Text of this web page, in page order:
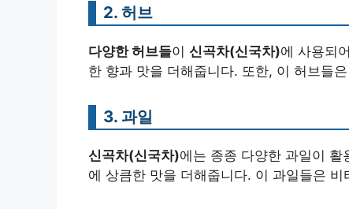
2. 허브
다양한 허브들이 신곡차(신국차)에 사용되
한 향과 맛을 더해줍니다. 또한, 이 허브들
3. 과일
신곡차(신국차)에는 종종 다양한 과일이
에 상큼한 맛을 더해줍니다. 이 과일들은